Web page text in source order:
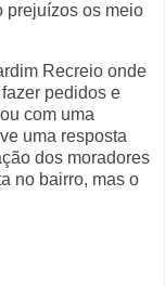
prejuízos os meio
Recreio onde
pedidos e
com uma
uma resposta
dos moradores
no bairro, mas o